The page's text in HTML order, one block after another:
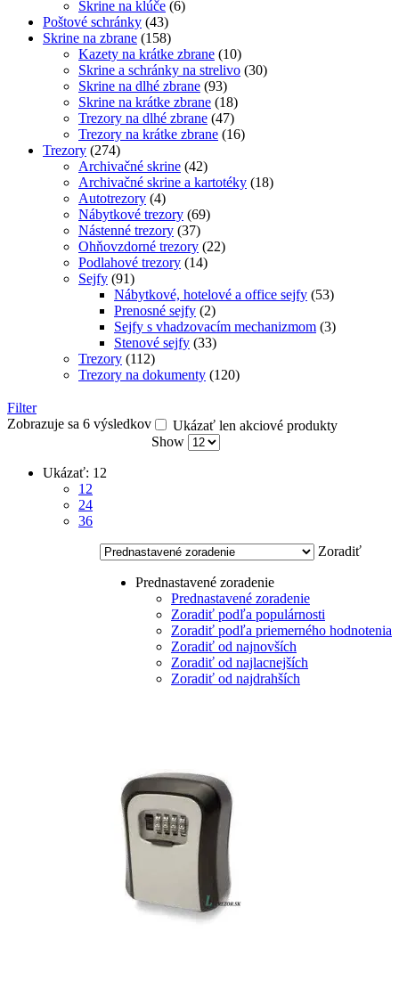
Skrine na klúče (6)
Poštové schránky (43)
Skrine na zbrane (158)
Kazety na krátke zbrane (10)
Skrine a schránky na strelivo (30)
Skrine na dlhé zbrane (93)
Skrine na krátke zbrane (18)
Trezory na dlhé zbrane (47)
Trezory na krátke zbrane (16)
Trezory (274)
Archivačné skrine (42)
Archivačné skrine a kartotéky (18)
Autotrezory (4)
Nábytkové trezory (69)
Nástenné trezory (37)
Ohňovzdorné trezory (22)
Podlahové trezory (14)
Sejfy (91)
Nábytkové, hotelové a office sejfy (53)
Prenosné sejfy (2)
Sejfy s vhadzovacím mechanizmom (3)
Stenové sejfy (33)
Trezory (112)
Trezory na dokumenty (120)
Filter
Zobrazuje sa 6 výsledkov
Ukázať len akciové produkty
Show
Ukázať: 12
12
24
36
Zoradiť
Prednastavené zoradenie
Prednastavené zoradenie
Zoradiť podľa populárnosti
Zoradiť podľa priemerného hodnotenia
Zoradiť od najnovších
Zoradiť od najlacnejších
Zoradiť od najdrahších